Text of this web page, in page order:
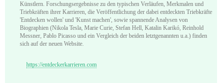
Künstlern. Forschungsergebnisse zu den typischen Verläufen, Merkmalen und
Triebkräften ihrer Karrieren, die Veröffentlichung der dabei entdeckten Triebkräfte
'Entdecken wollen' und 'Kunst machen', sowie spannende Analysen von
Biographien (Nikola Tesla, Marie Curie, Stefan Hell, Katalin Karikó, Reinhold
Messner, Pablo Picasso und ein Vergleich der beiden letztgenannten u.a.) finden
sich auf der neuen Website.
https://entdeckerkarrieren.com